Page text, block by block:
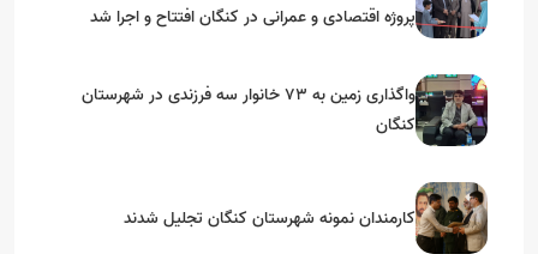
پروژه اقتصادی و عمرانی در کنگان افتتاح و اجرا شد
واگذاری زمین به ۷۳ خانوار سه فرزندی در شهرستان
کنگان
کارمندان نمونه شهرستان کنگان تجلیل شدند